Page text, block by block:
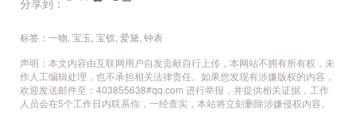
标签： 一物 宝玉 宝钗 爱黛 钟表
声明：本文内容由互联网用户自发贡献自行上传，本网站不拥有所有权，未
作人工编辑处理，也不承担相关法律责任。如果您发现有涉嫌版权的内容，
欢迎发送邮件至：403855638#qq.com 进行举报，并提供相关证据，工作
人员会在5个工作日内联系你，一经查实，本站将立刻删除涉嫌侵权内容。